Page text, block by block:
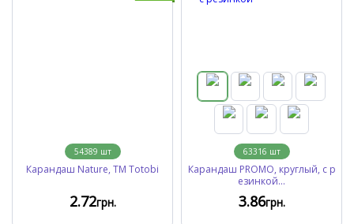
54389 шт
Карандаш Nature, TM Totobi
2.72грн.
63316 шт
Карандаш PROMO, круглый, с р
езинкой...
3.86грн.